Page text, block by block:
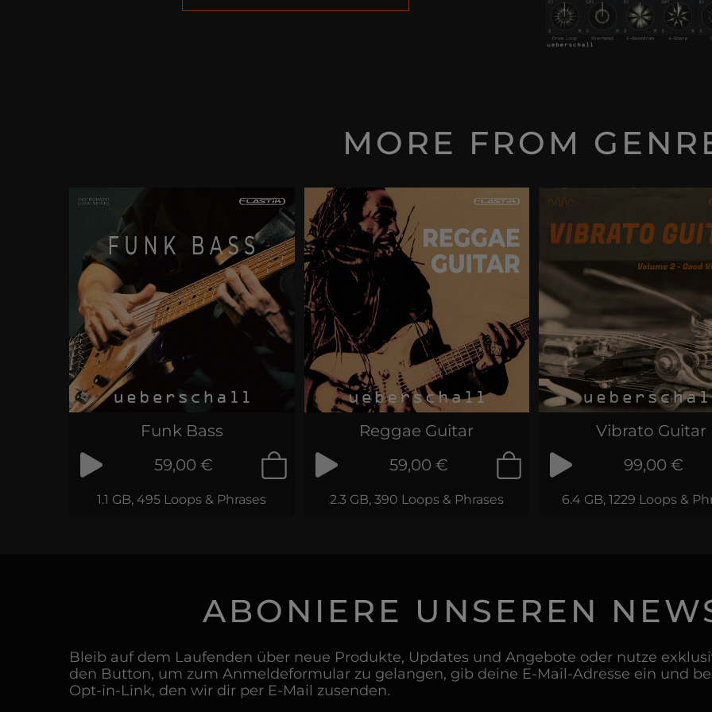
MORE FROM
Funk Bass
59,00 €
1.1 GB, 495 Loops & Phrases
Reggae Guitar
59,00 €
2.3 GB, 390 Loops & Phrases
Vibrato Guitar
99,00 €
6.4 GB, 1229 Loops &
ABONIERE UNSEREN
Bleib auf dem Laufenden über neue Produkte, Updates und Angebote oder nutze
den Button, um zum Anmeldeformular zu gelangen, gib deine E-Mail-Adresse ein und
Opt-in-Link, den wir dir per E-Mail zusenden.